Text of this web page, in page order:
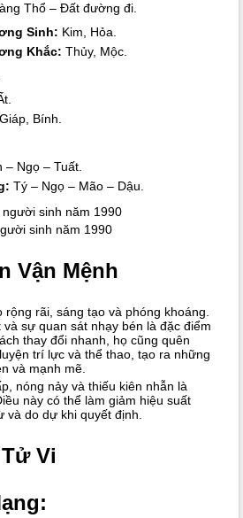
Thổ – Đất đường đi.
Sinh: Kim, Hỏa.
Khắc: Thủy, Mộc.
Giáp, Bính.
– Ngọ – Tuất.
Tý – Ngọ – Mão – Dậu.
sinh năm 1990
Vận Mệnh
rãi, sáng tạo và phóng khoáng.
sự quan sát nhạy bén là đặc điểm
thay đổi nhanh, họ cũng quên
trí lực và thể thao, tạo ra những
và mạnh mẽ.
nóng nảy và thiếu kiên nhẫn là
này có thể làm giảm hiệu suất
và do dự khi quyết định.
Vi